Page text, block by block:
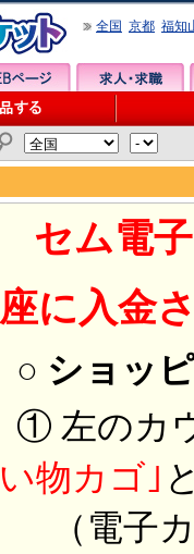
全国 京都 福知
セム電
座に入金
○ ショッ
① 左のカ
い物カゴ｣ と
（電子